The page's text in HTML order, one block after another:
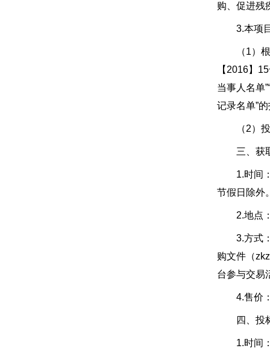
购、促进残
3.本项目
（1）根据
【2016】
当事人名单
记录名单”
（2）投标
三、获
1.时间：
节假日除外
2.地点：
3.方式：
购文件（
台参与交易
4.售价
四、投标
1.时间：